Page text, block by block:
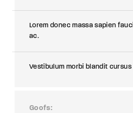
Lorem donec massa sapien
ac.
Vestibulum morbi blandit
Goofs